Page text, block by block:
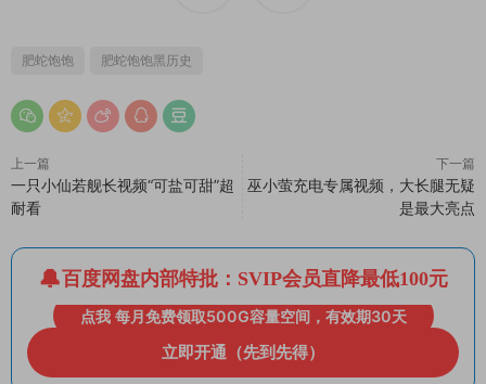
肥蛇饱饱 肥蛇饱饱黑历史
上一篇
一只小仙若舰长视频“可盐可甜”超
耐看
下一篇
巫小萤充电专属视频，大长腿无疑
是最大亮点
百度网盘内部特批：SVIP会员直降最低100元
点我 每月免费领取500G容量空间，有效期30天
立即开通（先到先得）